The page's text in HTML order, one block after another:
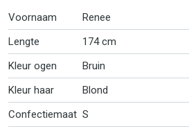
Voornaam
Renee
Lengte
174 cm
Kleur ogen
Bruin
Kleur haar
Blond
Confectiemaat S